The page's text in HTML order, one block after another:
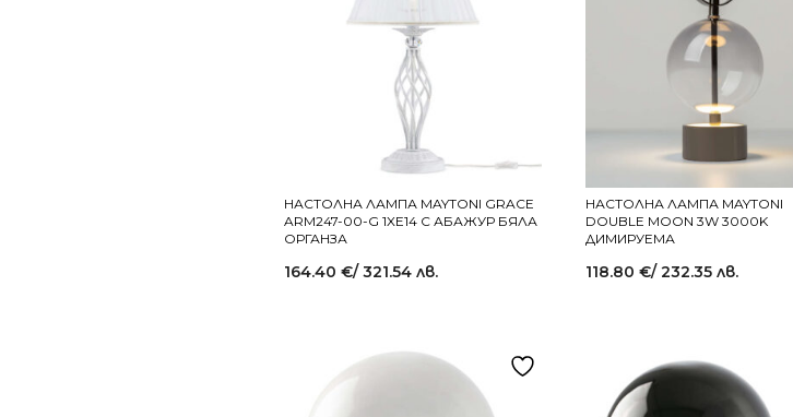
НАСТОЛНА ЛАМПА MAYTONI GRACE
ARM247-00-G 1XE14 С АБАЖУР БЯЛА
ОРГАНЗА
164.40 €/ 321.54 лв.
НАСТОЛНА ЛАМПА MAYTONI
DOUBLE MOON 3W 3000K
ДИМИРУЕМА
118.80 €/ 232.35 лв.